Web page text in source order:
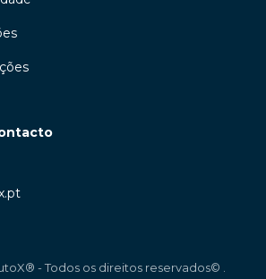
- Todos os direitos reservados© .